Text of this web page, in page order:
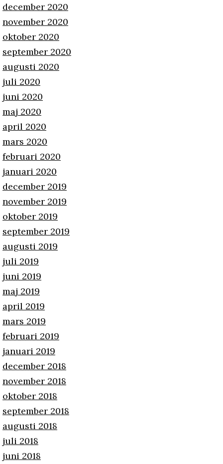
december 2020
november 2020
oktober 2020
september 2020
augusti 2020
juli 2020
juni 2020
maj 2020
april 2020
mars 2020
februari 2020
januari 2020
december 2019
november 2019
oktober 2019
september 2019
augusti 2019
juli 2019
juni 2019
maj 2019
april 2019
mars 2019
februari 2019
januari 2019
december 2018
november 2018
oktober 2018
september 2018
augusti 2018
juli 2018
juni 2018